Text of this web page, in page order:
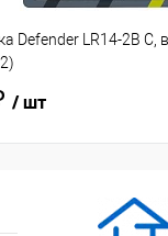
Defender LR14-2B C,
/ шт